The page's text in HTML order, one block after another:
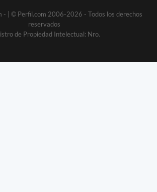
-
| © Perfil.com 2006-2026 - Todos los derechos
reservados
de Propiedad Intelectual: Nro.